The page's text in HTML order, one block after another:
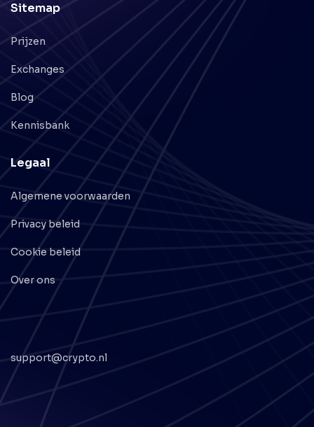
support@crypto.nl
Sitemap
Prijzen
Exchanges
Blog
Kennisbank
Legaal
Algemene voorwaarden
Privacy beleid
Cookie beleid
Over ons